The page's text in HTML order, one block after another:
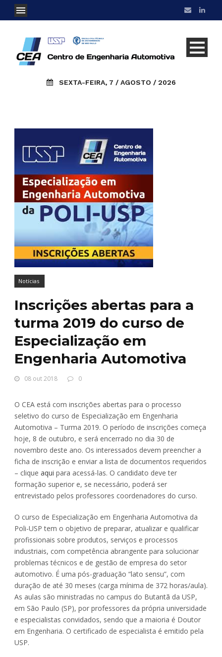
SEXTA-FEIRA, 7 / AGOSTO / 2026
Notícias
Inscrições abertas para a
turma 2019 do curso de
Especialização em
Engenharia Automotiva
08 out 2018 0
O CEA está com inscrições abertas para o processo
seletivo do curso de Especialização em Engenharia
Automotiva – Turma 2019. O período de inscrições começa
hoje, 8 de outubro, e será encerrado no dia 30 de
novembro deste ano. Os interessados devem preencher a
ficha de inscrição e enviar a lista de documentos requeridos
– clique aqui para acessá-las. O candidato deve ter
formação superior e, se necessário, poderá ser
entrevistado pelos professores coordenadores do curso.
O curso de Especialização em Engenharia Automotiva da
Poli-USP tem o objetivo de preparar, atualizar e qualificar
profissionais sobre produtos, serviços e processos
industriais, com competência abrangente para solucionar
problemas técnicos e de gestão de empresa do setor
automotivo. É uma pós-graduação “lato sensu”, com
duração de até 30 meses (carga mínima de 372 horas/aula).
As aulas são ministradas no campus do Butantã da USP,
em São Paulo (SP), por professores da própria universidade
e especialistas convidados, sendo que a maioria é Doutor
em Engenharia. O certificado de especialista é emitido pela
USP.